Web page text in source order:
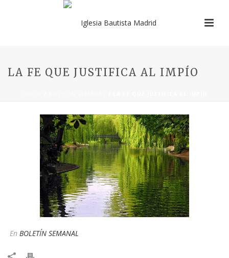
LA FE QUE JUSTIFICA AL IMPÍO
En BOLETÍN SEMANAL